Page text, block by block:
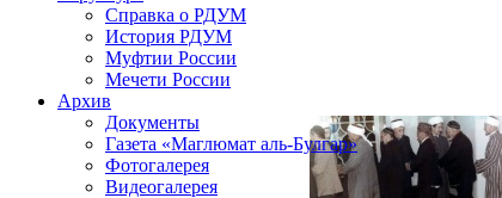
Справка о РДУМ
История РДУМ
Муфтии России
Мечети России
Архив
Документы
Газета «Маглюмат аль-Булгар»
Фотогалерея
Видеогалерея